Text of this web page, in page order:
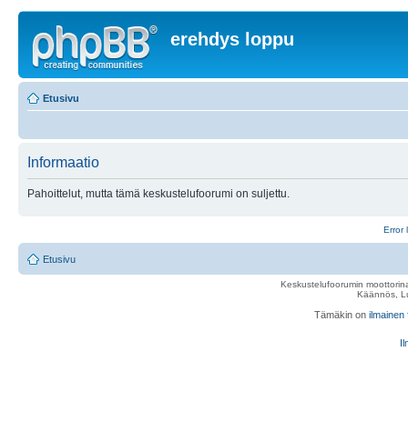
erehdys loppu
Etusivu
Informaatio
Pahoittelut, mutta tämä keskustelufoorumi on suljettu.
Error
Etusivu
Keskustelufoorumin
Käännös,
Tämäkin on ilmainen